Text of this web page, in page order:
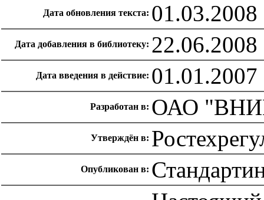
Дата обновления текста: 01.03.2008
Дата добавления в библиотеку: 22.06.2008
Дата введения в действие: 01.01.2007
Разработан в: ОАО
Утверждён в:
Опубликован в: